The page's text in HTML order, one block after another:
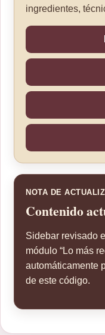
ingredientes,
NOTA DE
Contenido
Sidebar revisado el
módulo “Lo más
automáticamente
de este código.